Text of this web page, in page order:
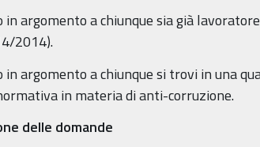
in argomento a chiunque sia già
2014).
in argomento a chiunque si trovi in una
in materia di anti-corruzione.
delle domande